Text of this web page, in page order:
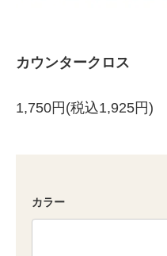
カウンタークロス
1,750円(税込1,925円)
カラー